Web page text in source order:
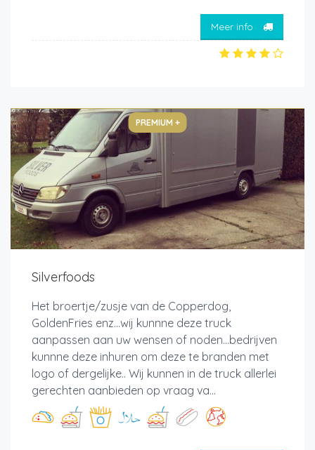
Meer info
PREMIUM +
Silverfoods
Het broertje/zusje van de Copperdog,
GoldenFries enz...wij kunnne deze truck
aanpassen aan uw wensen of noden...bedrijven
kunnne deze inhuren om deze te branden met
logo of dergelijke.. Wij kunnen in de truck allerlei
gerechten aanbieden op vraag va...